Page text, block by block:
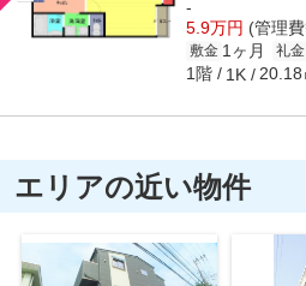
-
5.9万円 (管理
敷金 1ヶ月 礼金
1階 1K 20.18
エリアの近い物件